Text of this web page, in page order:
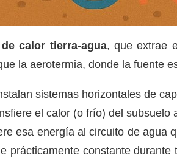
de calor tierra-agua, que extrae
la aerotermia, donde la fuente
sistemas horizontales de
el calor (o frío) del subsuelo
esa energía al circuito de
prácticamente constante